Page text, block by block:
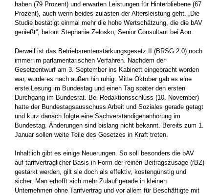
haben (79 Prozent) und erwarten Leistungen für Hinterbliebene (67
Prozent), auch wenn beides zulasten der Altersleistung geht. „Die
Studie bestätigt einmal mehr die hohe Wertschätzung, die die bAV
genießt“, betont Stephanie Zelosko, Senior Consultant bei Aon.
Derweil ist das Betriebsrentenstärkungsgesetz II (BRSG 2.0) noch
immer im parlamentarischen Verfahren. Nachdem der
Gesetzentwurf am 3. September ins Kabinett eingebracht worden
war, wurde es nach außen hin ruhig. Mitte Oktober gab es eine
erste Lesung im Bundestag und einen Tag später den ersten
Durchgang im Bundesrat. Bei Redaktionsschluss (10. November)
hatte der Bundestagsausschuss Arbeit und Soziales gerade getagt
und kurz danach folgte eine Sachverständigenanhörung im
Bundestag. Änderungen sind bislang nicht bekannt. Bereits zum 1.
Januar sollen weite Teile des Gesetzes in Kraft treten.
Inhaltlich gibt es einige Neuerungen. So soll besonders die bAV
auf tarifvertraglicher Basis in Form der reinen Beitragszusage (rBZ)
gestärkt werden, gilt sie doch als effektiv, kostengünstig und
sicher. Man erhofft sich mehr Zulauf gerade in kleinen
Unternehmen ohne Tarifvertrag und vor allem für Beschäftigte mit